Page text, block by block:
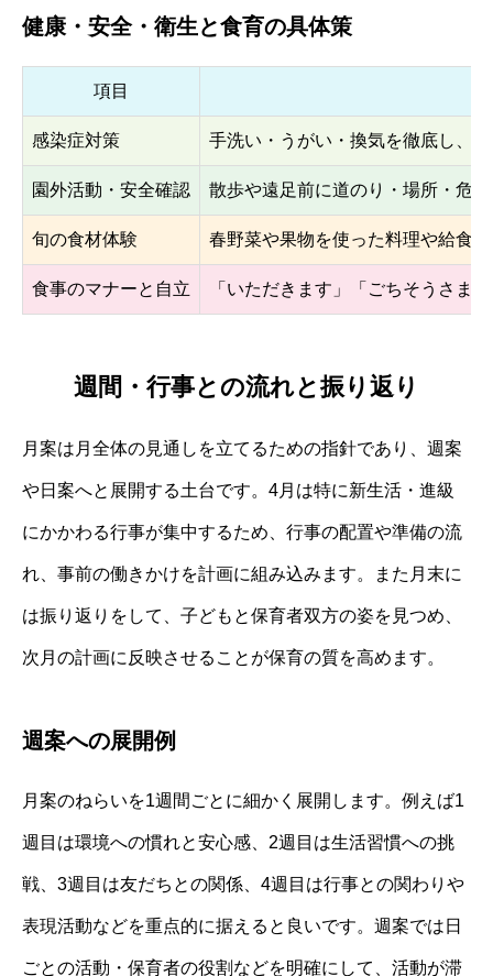
健康・安全・衛生と食育の具体策
項目
感染症対策 手洗い・うがい・換気を徹底し、
園外活動・安全確認 散歩や遠足前に道のり・場所・危
旬の食材体験 春野菜や果物を使った料理や給食
食事のマナーと自立 「いただきます」「ごちそうさま
週間・行事との流れと振り返り
月案は月全体の見通しを立てるための指針であり、週案
や日案へと展開する土台です。4月は特に新生活・進級
にかかわる行事が集中するため、行事の配置や準備の流
れ、事前の働きかけを計画に組み込みます。また月末に
は振り返りをして、子どもと保育者双方の姿を見つめ、
次月の計画に反映させることが保育の質を高めます。
週案への展開例
月案のねらいを1週間ごとに細かく展開します。例えば1
週目は環境への慣れと安心感、2週目は生活習慣への挑
戦、3週目は友だちとの関係、4週目は行事との関わりや
表現活動などを重点的に据えると良いです。週案では日
ごとの活動・保育者の役割などを明確にして、活動が滞